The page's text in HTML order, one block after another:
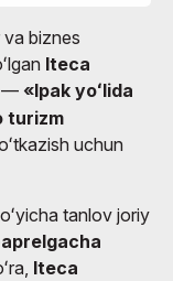
va biznes
Iteca
— «Ipak yoʻlida
turizm
uchun
tanlov joriy
Iteca